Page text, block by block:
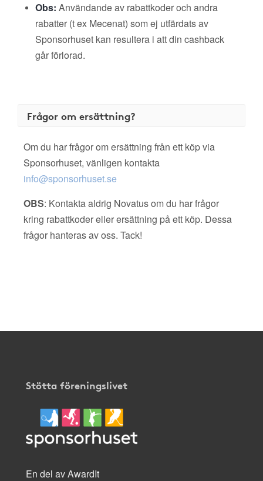
Obs: Användande av rabattkoder och andra
rabatter (t ex Mecenat) som ej utfärdats av
Sponsorhuset kan resultera i att din cashback
går förlorad.
Frågor om ersättning?
Om du har frågor om ersättning från ett köp via
Sponsorhuset, vänligen kontakta
info@sponsorhuset.se
OBS: Kontakta aldrig Novatus om du har frågor
kring rabattkoder eller ersättning på ett köp. Dessa
frågor hanteras av oss. Tack!
Stötta föreningslivet
En del av AwardIt